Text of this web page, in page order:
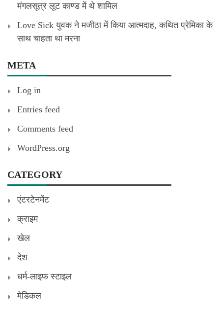
मंगलसूत्र लूट काण्‍ड में थे शामिल
Love Sick युवक ने मजीठा में किया आत्मदाह, कथित प्रेमिका के
साथ चाहता था मरना
META
Log in
Entries feed
Comments feed
WordPress.org
CATEGORY
एंटरटेनमेंट
क्राइम
खेल
देश
धर्म-लाइफ स्टाइल
मेडिकल